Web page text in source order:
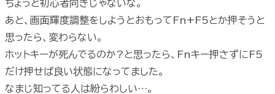
ちょっと初心者向きじゃないな。
あと、画面輝度調整をしようとおもってFn+F5とか押そうと
思ったら、変わらない。
ホットキーが死んでるのか?と思ったら、Fnキー押さずにF5
だけ押せば良い状態になってました。
なまじ知ってる人は紛らわしい…。